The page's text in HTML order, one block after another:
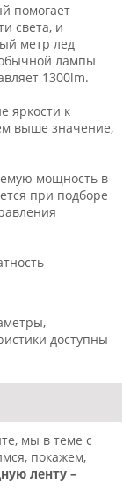
помогает
света, и
метр лед
лампы
1300lm.
яркости к
выше значение,
мощность в
при подборе
доступны
мы в теме с
покажем,
ленту –